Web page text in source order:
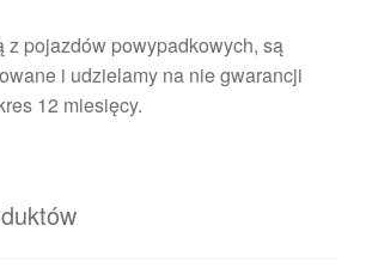
z pojazdów powypadkowych, są
i udzielamy na nie gwarancji
12 miesięcy.